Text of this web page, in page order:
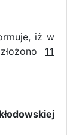
iż w
11